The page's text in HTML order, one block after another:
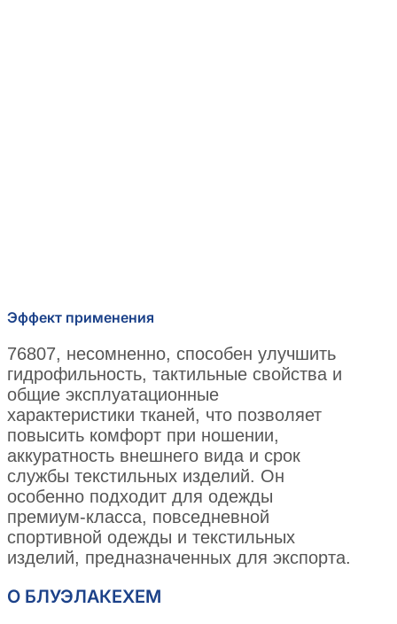
Эффект применения
76807, несомненно, способен улучшить
гидрофильность, тактильные свойства и
общие эксплуатационные
характеристики тканей, что позволяет
повысить комфорт при ношении,
аккуратность внешнего вида и срок
службы текстильных изделий. Он
особенно подходит для одежды
премиум-класса, повседневной
спортивной одежды и текстильных
изделий, предназначенных для экспорта.
О БЛУЭЛАКЕХЕМ